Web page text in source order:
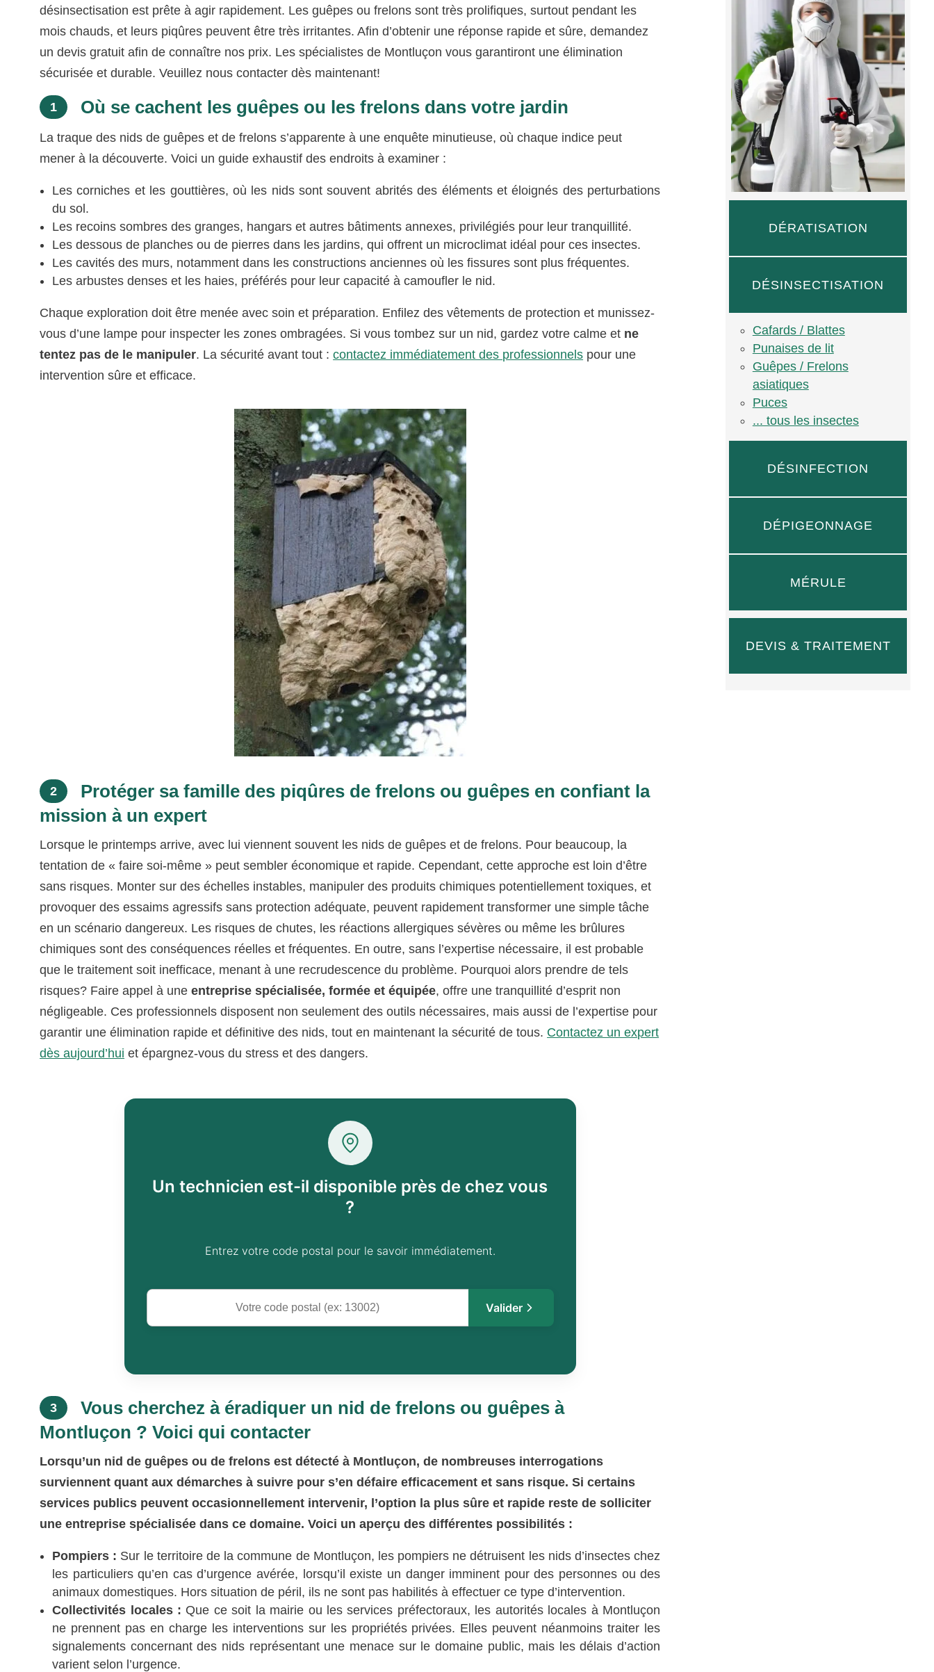
désinsectisation est prête à agir rapidement. Les guêpes ou frelons sont très prolifiques, surtout pendant les
mois chauds, et leurs piqûres peuvent être très irritantes. Afin d’obtenir une réponse rapide et sûre, demandez
un devis gratuit afin de connaître nos prix. Les spécialistes de Montluçon vous garantiront une élimination
sécurisée et durable. Veuillez nous contacter dès maintenant!
1 Où se cachent les guêpes ou les frelons dans votre jardin
La traque des nids de guêpes et de frelons s’apparente à une enquête minutieuse, où chaque indice peut
mener à la découverte. Voici un guide exhaustif des endroits à examiner :
Les corniches et les gouttières, où les nids sont souvent abrités des éléments et éloignés des perturbations
du sol.
Les recoins sombres des granges, hangars et autres bâtiments annexes, privilégiés pour leur tranquillité.
Les dessous de planches ou de pierres dans les jardins, qui offrent un microclimat idéal pour ces insectes.
Les cavités des murs, notamment dans les constructions anciennes où les fissures sont plus fréquentes.
Les arbustes denses et les haies, préférés pour leur capacité à camoufler le nid.
Chaque exploration doit être menée avec soin et préparation. Enfilez des vêtements de protection et munissez-
vous d’une lampe pour inspecter les zones ombragées. Si vous tombez sur un nid, gardez votre calme et ne
tentez pas de le manipuler. La sécurité avant tout :contactez immédiatement des professionnels pour une
intervention sûre et efficace.
2
Protéger sa famille des piqûres de frelons ou guêpes en confiant la
mission à un expert
Lorsque le printemps arrive, avec lui viennent souvent les nids de guêpes et de frelons. Pour beaucoup, la
tentation de « faire soi-même » peut sembler économique et rapide. Cependant, cette approche est loin d’être
sans risques. Monter sur des échelles instables, manipuler des produits chimiques potentiellement toxiques, et
provoquer des essaims agressifs sans protection adéquate, peuvent rapidement transformer une simple tâche
en un scénario dangereux. Les risques de chutes, les réactions allergiques sévères ou même les brûlures
chimiques sont des conséquences réelles et fréquentes. En outre, sans l’expertise nécessaire, il est probable
que le traitement soit inefficace, menant à une recrudescence du problème. Pourquoi alors prendre de tels
risques? Faire appel à uneentreprise spécialisée, formée et équipée, offre une tranquillité d’esprit non
négligeable. Ces professionnels disposent non seulement des outils nécessaires, mais aussi de l’expertise pour
garantir une élimination rapide et définitive des nids, tout en maintenant la sécurité de tous. Contactez un expert
dès aujourd’hui et épargnez-vous du stress et des dangers.
Un technicien est-il disponible près de chez vous
?
Entrez votre code postal pour le savoir immédiatement.
Valider
3
Vous cherchez à éradiquer un nid de frelons ou guêpes à
Montluçon ? Voici qui contacter
Lorsqu’un nid de guêpes ou de frelons est détecté à Montluçon, de nombreuses interrogations
surviennent quant aux démarches à suivre pour s’en défaire efficacement et sans risque. Si certains
services publics peuvent occasionnellement intervenir, l’option la plus sûre et rapide reste de solliciter
une entreprise spécialisée dans ce domaine. Voici un aperçu des différentes possibilités :
Pompiers : Sur le territoire de la commune de Montluçon, les pompiers ne détruisent les nids d’insectes chez
les particuliers qu’en cas d’urgence avérée, lorsqu’il existe un danger imminent pour des personnes ou des
animaux domestiques. Hors situation de péril, ils ne sont pas habilités à effectuer ce type d’intervention.
Collectivités locales : Que ce soit la mairie ou les services préfectoraux, les autorités locales à Montluçon
ne prennent pas en charge les interventions sur les propriétés privées. Elles peuvent néanmoins traiter les
signalements concernant des nids représentant une menace sur le domaine public, mais les délais d’action
varient selon l’urgence.
DÉRATISATION
DÉSINSECTISATION
Cafards / Blattes
Punaises de lit
Guêpes / Frelons
asiatiques
Puces
... tous les insectes
DÉSINFECTION
DÉPIGEONNAGE
MÉRULE
DEVIS & TRAITEMENT